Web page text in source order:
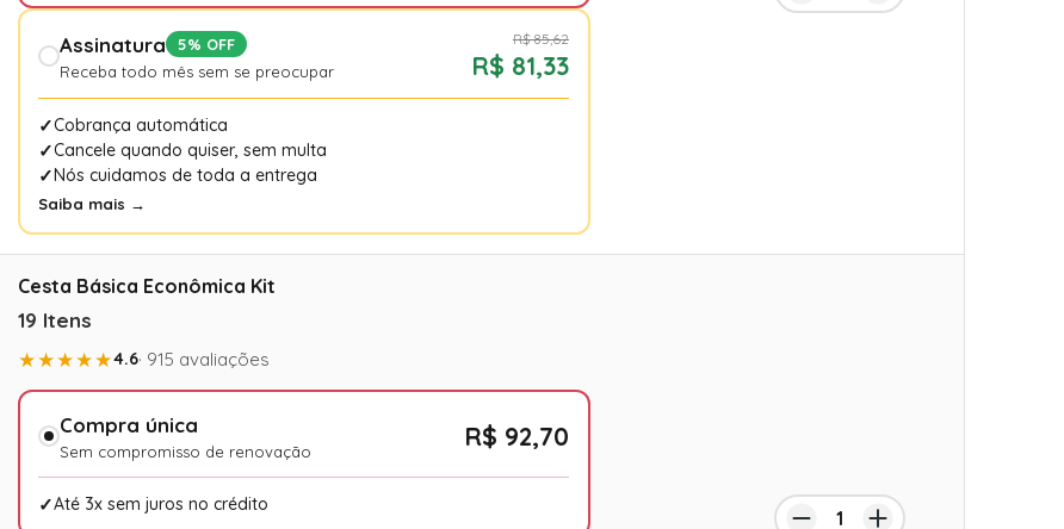
Assinatura
5% OFF
Receba todo mês sem se preocupar
R$ 85,62
R$ 81,33
Cobrança automática
Cancele quando quiser, sem multa
Nós cuidamos de toda a entrega
Saiba mais →
Cesta Básica Econômica Kit
19 Itens
★★★★★4.6· 915 avaliações
Compra única
Sem compromisso de renovação R$ 92,70
Até 3x sem juros no crédito